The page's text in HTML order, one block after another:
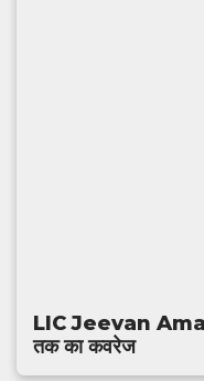
LIC Jeevan Amar
तक का कवरेज